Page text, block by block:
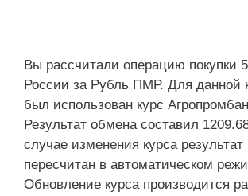
Вы рассчитали операцию покупки
России за Рубль ПМР. Для данной
был использован курс
Результат обмена составил
случае изменения курса результат
пересчитан в автоматическом
Обновление курса производится